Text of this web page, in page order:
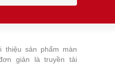
thiệu sản phẩm màn
giản là truyền tải